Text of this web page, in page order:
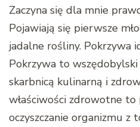
Zaczyna się dla mnie
Pojawiają się pierwsze
jadalne rośliny. Pokrzywa
Pokrzywa to
skarbnicą kulinarną i
właściwości zdrowotne
oczyszczanie organizmu z